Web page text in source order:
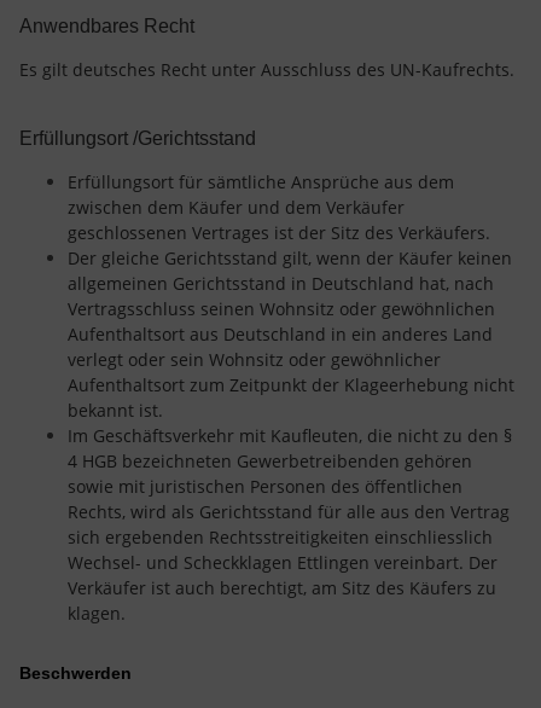
Anwendbares Recht
Es gilt deutsches Recht unter Ausschluss des UN-Kaufrechts.
Erfüllungsort /Gerichtsstand
Erfüllungsort für sämtliche Ansprüche aus dem
zwischen dem Käufer und dem Verkäufer
geschlossenen Vertrages ist der Sitz des Verkäufers.
Der gleiche Gerichtsstand gilt, wenn der Käufer keinen
allgemeinen Gerichtsstand in Deutschland hat, nach
Vertragsschluss seinen Wohnsitz oder gewöhnlichen
Aufenthaltsort aus Deutschland in ein anderes Land
verlegt oder sein Wohnsitz oder gewöhnlicher
Aufenthaltsort zum Zeitpunkt der Klageerhebung nicht
bekannt ist.
Im Geschäftsverkehr mit Kaufleuten, die nicht zu den §
4 HGB bezeichneten Gewerbetreibenden gehören
sowie mit juristischen Personen des öffentlichen
Rechts, wird als Gerichtsstand für alle aus den Vertrag
sich ergebenden Rechtsstreitigkeiten einschliesslich
Wechsel- und Scheckklagen Ettlingen vereinbart. Der
Verkäufer ist auch berechtigt, am Sitz des Käufers zu
klagen.
Beschwerden